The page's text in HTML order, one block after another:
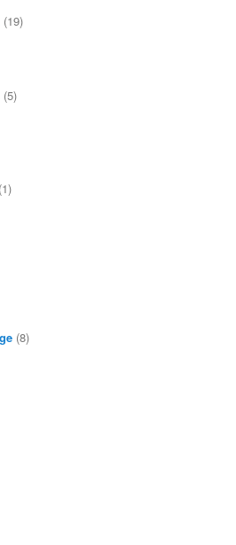
(19)
(5)
(1)
(8)